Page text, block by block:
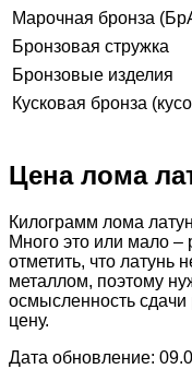
Марочная бронза
Бронзовая стружка
Бронзовые изделия
Кусковая бронза
Цена лома
Килограмм лома
Много это или мало –
отметить, что латунь
металлом, поэтому
осмысленность
цену.
Дата обновление: